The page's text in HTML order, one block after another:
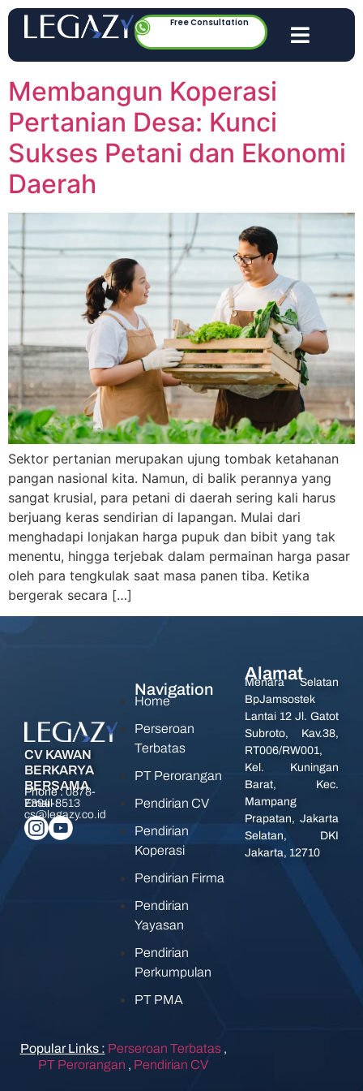
Free Consultation
Membangun Koperasi
Pertanian Desa: Kunci
Sukses Petani dan Ekonomi
Daerah
Sektor pertanian merupakan ujung tombak ketahanan
pangan nasional kita. Namun, di balik perannya yang
sangat krusial, para petani di daerah sering kali harus
berjuang keras sendirian di lapangan. Mulai dari
menghadapi lonjakan harga pupuk dan bibit yang tak
menentu, hingga terjebak dalam permainan harga pasar
oleh para tengkulak saat masa panen tiba. Ketika
bergerak secara […]
CV KAWAN
BERKARYA
BERSAMA
Phone :0878-
7394-8513
Email :
cs@legazy.co.id
Navigation
Home
Perseroan
Terbatas
PT Perorangan
Pendirian CV
Pendirian
Koperasi
Pendirian Firma
Pendirian
Yayasan
Pendirian
Perkumpulan
PT PMA
Alamat
Menara Selatan
BpJamsostek
Lantai 12 Jl. Gatot
Subroto, Kav.38,
RT006/RW001,
Kel. Kuningan
Barat, Kec.
Mampang
Prapatan, Jakarta
Selatan, DKI
Jakarta, 12710
Popular Links : Perseroan Terbatas ,
PT Perorangan , Pendirian CV